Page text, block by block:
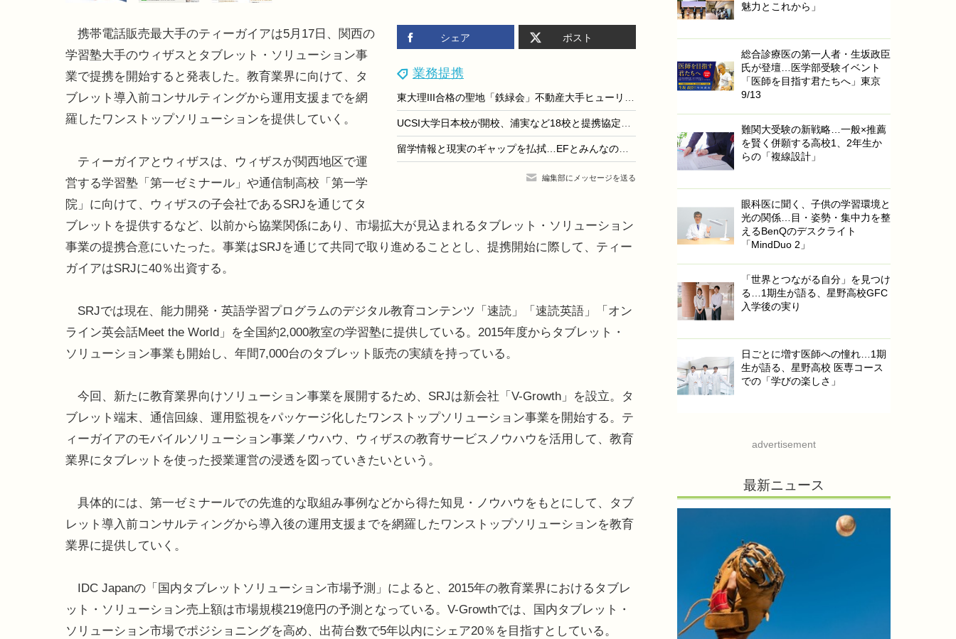
シェア ポスト
業務提携
東大理III合格の聖地「鉄緑会」不動産大手ヒューリックが買収へ…その狙いとは？
UCSI大学日本校が開校、浦実など18校と提携協定を締結
留学情報と現実のギャップを払拭…EFとみんなの留学部が連携
編集部にメッセージを送る
携帯電話販売最大手のティーガイアは5月17日、関西の
学習塾大手のウィザスとタブレット・ソリューション事
業で提携を開始すると発表した。教育業界に向けて、タ
ブレット導入前コンサルティングから運用支援までを網
羅したワンストップソリューションを提供していく。
ティーガイアとウィザスは、ウィザスが関西地区で運
営する学習塾「第一ゼミナール」や通信制高校「第一学
院」に向けて、ウィザスの子会社であるSRJを通じてタ
ブレットを提供するなど、以前から協業関係にあり、市場拡大が見込まれるタブレット・ソリューション
事業の提携合意にいたった。事業はSRJを通じて共同で取り進めることとし、提携開始に際して、ティー
ガイアはSRJに40％出資する。
SRJでは現在、能力開発・英語学習プログラムのデジタル教育コンテンツ「速読」「速読英語」「オン
ライン英会話Meet the World」を全国約2,000教室の学習塾に提供している。2015年度からタブレット・
ソリューション事業も開始し、年間7,000台のタブレット販売の実績を持っている。
今回、新たに教育業界向けソリューション事業を展開するため、SRJは新会社「V-Growth」を設立。タ
ブレット端末、通信回線、運用監視をパッケージ化したワンストップソリューション事業を開始する。テ
ィーガイアのモバイルソリューション事業ノウハウ、ウィザスの教育サービスノウハウを活用して、教育
業界にタブレットを使った授業運営の浸透を図っていきたいという。
具体的には、第一ゼミナールでの先進的な取組み事例などから得た知見・ノウハウをもとにして、タブ
レット導入前コンサルティングから導入後の運用支援までを網羅したワンストップソリューションを教育
業界に提供していく。
IDC Japanの「国内タブレットソリューション市場予測」によると、2015年の教育業界におけるタブレ
ット・ソリューション売上額は市場規模219億円の予測となっている。V-Growthでは、国内タブレット・
ソリューション市場でポジショニングを高め、出荷台数で5年以内にシェア20％を目指すとしている。
魅力とこれから」
総合診療医の第一人者・生坂政臣
氏が登壇…医学部受験イベント
「医師を目指す君たちへ」東京
9/13
難関大受験の新戦略…一般×推薦
を賢く併願する高校1、2年生か
らの「複線設計」
眼科医に聞く、子供の学習環境と
光の関係…目・姿勢・集中力を整
えるBenQのデスクライト
「MindDuo 2」
「世界とつながる自分」を見つけ
る…1期生が語る、星野高校GFC
入学後の実り
日ごとに増す医師への憧れ…1期
生が語る、星野高校 医専コース
での「学びの楽しさ」
advertisement
最新ニュース